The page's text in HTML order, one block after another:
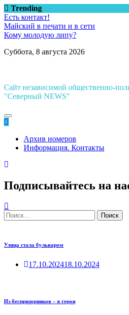
Перейти
к
содержимому
Trending
Есть контакт!
Майский в печати и в сети
Кому молодую липу?
Суббота, 8 августа 2026
Сайт независимой общественно-
"Северный NEWS"
Архив номеров
Информация. Контакты
Подписывайтесь на
Найти:
Улица стала бульваром
17.10.202418.10.2024
Из беспризорников – в герои